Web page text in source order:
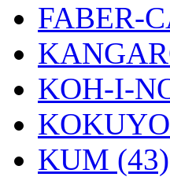
FABER-
KOH-I-
KUM (43)